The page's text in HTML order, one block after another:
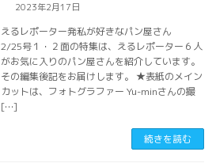
2023年2月17日
えるレポーター発私が好きなパン屋さん
2/25号１・２面の特集は、えるレポーター６人
がお気に入りのパン屋さんを紹介しています。
その編集後記をお届けします。 ★表紙のメイン
カットは、フォトグラファー Yu-minさんの撮
[…]
続きを読む